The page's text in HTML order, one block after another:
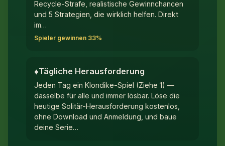
Recycle-Strafe, realistische Gewinnchancen
und 5 Strategien, die wirklich helfen. Direkt
im…
Spieler gewinnen 33%
♦︎Tägliche Herausforderung
Jeden Tag ein Klondike-Spiel (Ziehe 1) —
dasselbe für alle und immer lösbar. Löse die
heutige Solitär-Herausforderung kostenlos,
ohne Download und Anmeldung, und baue
deine Serie…